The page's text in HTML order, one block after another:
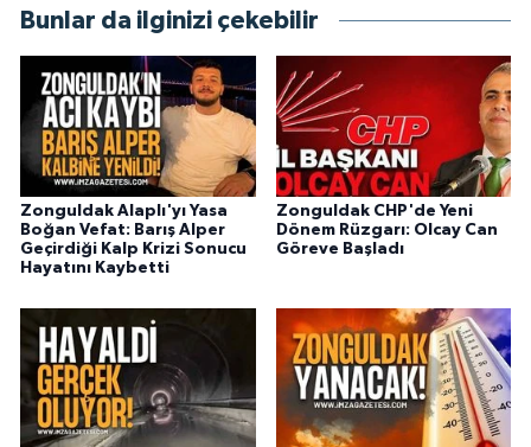
Bunlar da ilginizi çekebilir
Zonguldak Alaplı'yı Yasa
Boğan Vefat: Barış Alper
Geçirdiği Kalp Krizi Sonucu
Hayatını Kaybetti
Zonguldak CHP'de Yeni
Dönem Rüzgarı: Olcay Can
Göreve Başladı